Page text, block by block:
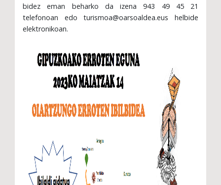
bidez eman beharko da izena 943 49 45 21
telefonoan edo turismoa@oarsoaldea.eus helbide
elektronikoan.